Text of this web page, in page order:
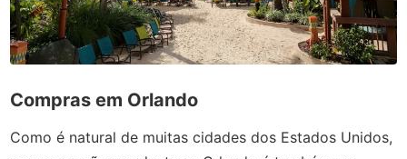
Compras em Orlando
Como é natural de muitas cidades dos Estados Unidos,